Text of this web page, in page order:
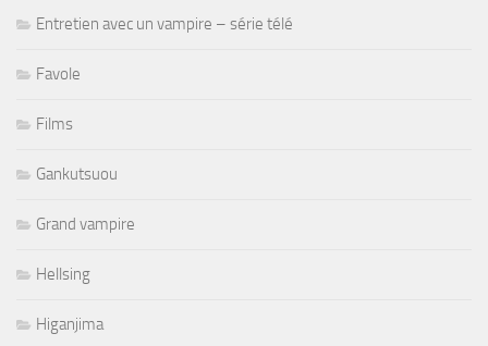
Entretien avec un vampire – série télé
Favole
Films
Gankutsuou
Grand vampire
Hellsing
Higanjima